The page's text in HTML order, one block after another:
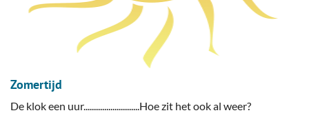
Zomertijd
De klok een uur...........................Hoe zit het ook al weer?